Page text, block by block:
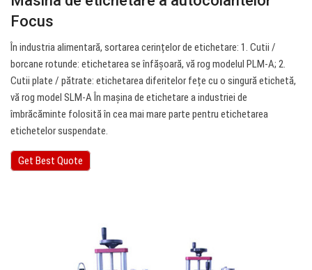
Focus
În industria alimentară, sortarea cerințelor de etichetare: 1. Cutii /
borcane rotunde: etichetarea se înfășoară, vă rog modelul PLM-A; 2.
Cutii plate / pătrate: etichetarea diferitelor fețe cu o singură etichetă,
vă rog model SLM-A În mașina de etichetare a industriei de
îmbrăcăminte folosită în cea mai mare parte pentru etichetarea
etichetelor suspendate.
Get Best Quote